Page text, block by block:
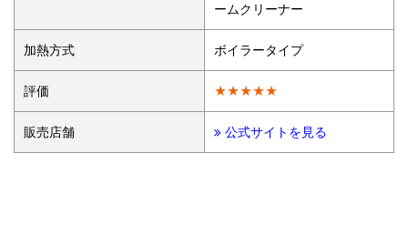
ームクリーナー
加熱方式 ボイラータイプ
評価 ★★★★★
販売店舗 公式サイトを見る